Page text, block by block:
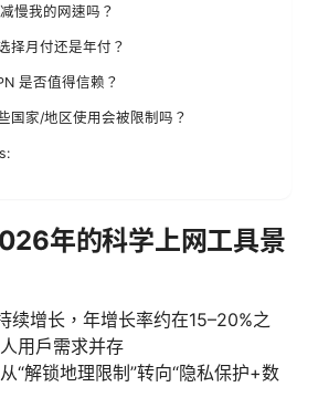
慢我的网速吗？
择月付还是年付？
是否值得信赖？
国家/地区使用会被限制吗？
年的科学上网工具景
续增长，年增长率约在15–20%之
用户需求并存
“解锁地理限制”转向“隐私保护+数